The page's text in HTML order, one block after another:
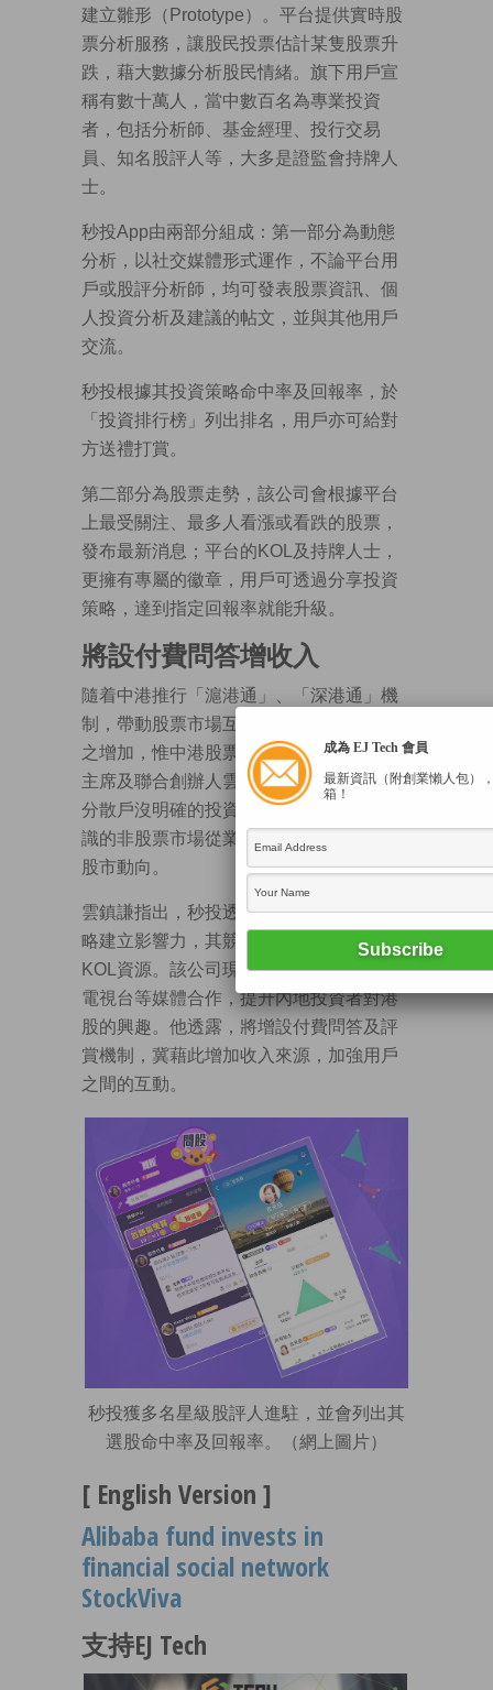
建立雛形（Prototype）。平台提供實時股
票分析服務，讓股民投票估計某隻股票升
跌，藉大數據分析股民情緒。旗下用戶宣
稱有數十萬人，當中數百名為專業投資
者，包括分析師、基金經理、投行交易
員、知名股評人等，大多是證監會持牌人
士。
秒投App由兩部分組成：第一部分為動態
分析，以社交媒體形式運作，不論平台用
戶或股評分析師，均可發表股票資訊、個
人投資分析及建議的帖文，並與其他用戶
交流。
秒投根據其投資策略命中率及回報率，於
「投資排行榜」列出排名，用戶亦可給對
方送禮打賞。
第二部分為股票走勢，該公司會根據平台
上最受關注、最多人看漲或看跌的股票，
發布最新消息；平台的KOL及持牌人士，
更擁有專屬的徽章，用戶可透過分享投資
策略，達到指定回報率就能升級。
將設付費問答增收入
隨着中港推行「滬港通」、「深港通」機
制，帶動股票市場互聯互通，投資渠道隨
之增加，惟中港股票市場差異較大。秒投
主席及聯合創辦人雲鎮謙認為，現時大部
分散戶沒明確的投資策略，即使具專業知
識的非股票市場從業者，亦難以實時追蹤
股市動向。
雲鎮謙指出，秒投透過分享投資分析及策
略建立影響力，其競爭優勢在於金融界的
KOL資源。該公司現已跟新浪微博、澳門
電視台等媒體合作，提升內地投資者對港
股的興趣。他透露，將增設付費問答及評
賞機制，冀藉此增加收入來源，加強用戶
之間的互動。
秒投獲多名星級股評人進駐，並會列出其
選股命中率及回報率。（網上圖片）
[ English Version ]
Alibaba fund invests in
financial social network
StockViva
支持EJ Tech
成為 EJ Tech 會員
最新資訊（附創業懶人包）
箱！